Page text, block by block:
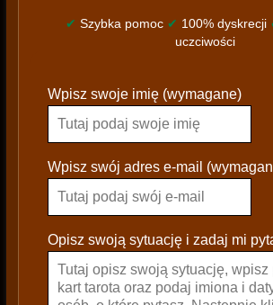
✔ Szybka pomoc ✔ 100% dyskrecji
uczciwości
l
a
s
e
a
Wpisz swoje imię (wymagane)
Wpisz swój adres e-mail
Opisz swoją sytuację i zadaj mi